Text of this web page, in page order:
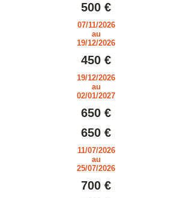
500 €
07/11/2026
au
19/12/2026
450 €
19/12/2026
au
02/01/2027
650 €
650 €
11/07/2026
au
25/07/2026
700 €